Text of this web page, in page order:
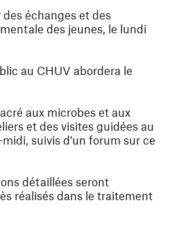
échanges et des
des jeunes, le lundi
au CHUV abordera le
aux microbes et aux
et des visites guidées au
suivis d'un forum sur ce
détaillées seront
réalisés dans le traitement